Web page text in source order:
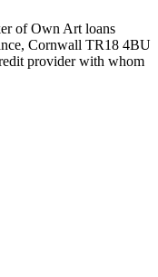
of Own Art loans
Cornwall TR18 4BU
provider with whom